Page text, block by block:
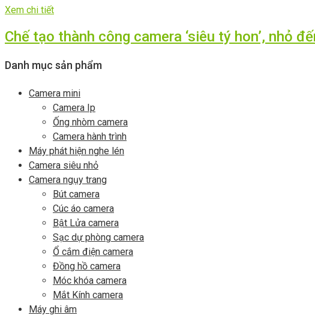
Xem chi tiết
Chế tạo thành công camera ‘siêu tý hon’, nhỏ
Danh mục sản phẩm
Camera mini
Camera Ip
Ống nhòm camera
Camera hành trình
Máy phát hiện nghe lén
Camera siêu nhỏ
Camera ngụy trang
Bút camera
Cúc áo camera
Bật Lửa camera
Sạc dự phòng camera
Ổ cắm điện camera
Đồng hồ camera
Móc khóa camera
Mắt Kính camera
Máy ghi âm